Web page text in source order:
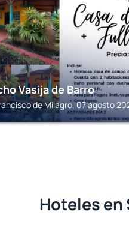
Vasija de Barro
de Milagro, 07 agosto
Hoteles en